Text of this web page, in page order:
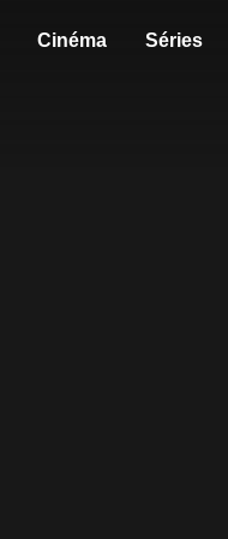
Cinéma Séries